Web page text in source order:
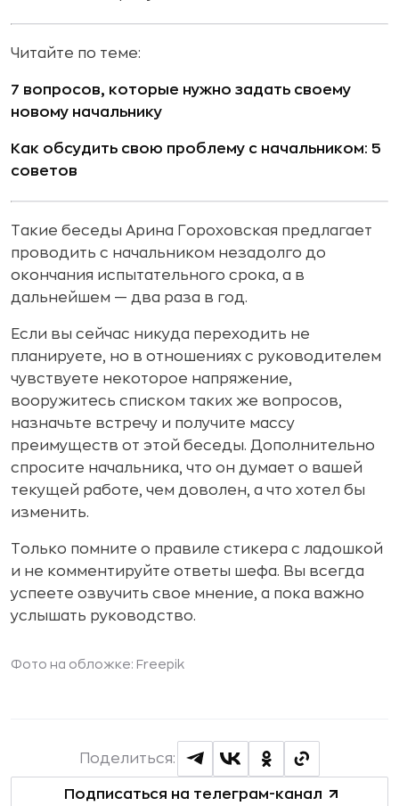
Читайте по теме:
7 вопросов, которые нужно задать своему
новому начальнику
Как обсудить свою проблему с начальником: 5
советов
Такие беседы Арина Гороховская предлагает
проводить с начальником незадолго до
окончания испытательного срока, а в
дальнейшем — два раза в год.
Если вы сейчас никуда переходить не
планируете, но в отношениях с руководителем
чувствуете некоторое напряжение,
вооружитесь списком таких же вопросов,
назначьте встречу и получите массу
преимуществ от этой беседы. Дополнительно
спросите начальника, что он думает о вашей
текущей работе, чем доволен, а что хотел бы
изменить.
Только помните о правиле стикера с ладошкой
и не комментируйте ответы шефа. Вы всегда
успеете озвучить свое мнение, а пока важно
услышать руководство.
Фото на обложке: Freepik
Подписаться на телеграм-канал
Поделиться: